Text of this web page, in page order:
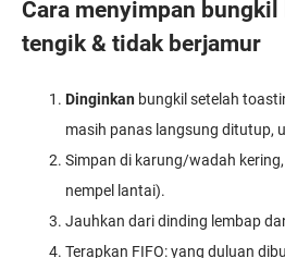
Cara menyimpan
tengik & tidak berjamur
Dinginkan bungkil setelah
masih panas langsung ditutup,
Simpan di karung/wadah
nempel lantai).
Jauhkan dari dinding lembap
Terapkan FIFO: yang duluan